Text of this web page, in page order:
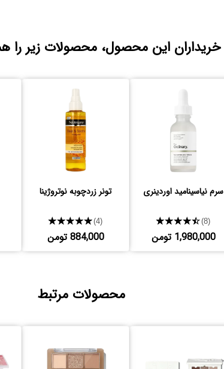
خریداران این محصول، محصولات زیر را
سرم نیاسینامید اوردینری
★★★★★(8)
1,980,000 تومن
تونر زردچوبه نوتروژینا
★★★★★(4)
884,000 تومن
محصولات مرتبط